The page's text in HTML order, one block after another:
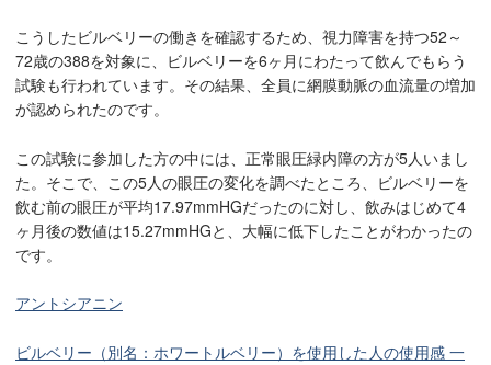
こうしたビルベリーの働きを確認するため、視力障害を持つ52～
72歳の388を対象に、ビルベリーを6ヶ月にわたって飲んでもらう
試験も行われています。その結果、全員に網膜動脈の血流量の増加
が認められたのです。
この試験に参加した方の中には、正常眼圧緑内障の方が5人いまし
た。そこで、この5人の眼圧の変化を調べたところ、ビルベリーを
飲む前の眼圧が平均17.97mmHGだったのに対し、飲みはじめて4
ヶ月後の数値は15.27mmHGと、大幅に低下したことがわかったの
です。
アントシアニン
ビルベリー（別名：ホワートルベリー）を使用した人の使用感 一